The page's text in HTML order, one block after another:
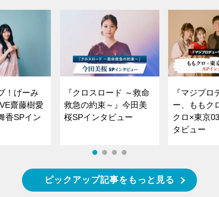
！げーみ
齋藤樹愛
香SPイン
『クロスロード ～救命
救急の約束～』今田美
桜SPインタビュー
『マジプロ
ー、ももク
クロ×東京
タビュー
ピックアップ記事をもっと見る